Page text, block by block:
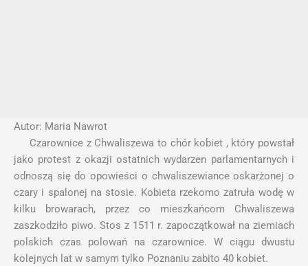
Autor: Maria Nawrot
Czarownice z Chwaliszewa to chór kobiet , który powstał
jako protest z okazji ostatnich wydarzen parlamentarnych i
odnoszą się do opowieści o chwaliszewiance oskarżonej o
czary i spalonej na stosie. Kobieta rzekomo zatruła wodę w
kilku browarach, przez co mieszkańcom Chwaliszewa
zaszkodziło piwo. Stos z 1511 r. zapoczątkował na ziemiach
polskich czas polowań na czarownice. W ciągu dwustu
kolejnych lat w samym tylko Poznaniu zabito 40 kobiet.